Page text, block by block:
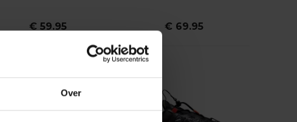
Over
€ 59.95 € 69.95